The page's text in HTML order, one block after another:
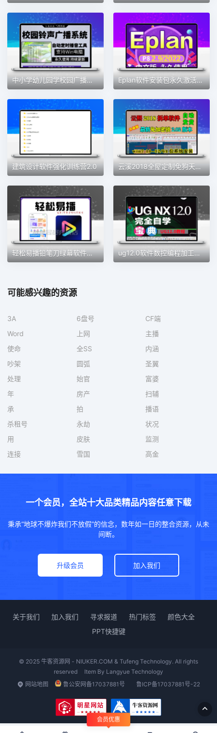
中小学幼儿园学校园广播打铃声工具定时播放智能系统自动上下课音 Eplan软件安装包永久激活p8 2022电气设计绘图软件eplan远程安装
建筑设计软件强化训练营2.0 云溪2018全屋定制免狗天工生产免锁云熙拆单软件柜体橱柜排版2021
轻松易播铅笔刀绿幕软件直播加加魔盒同款绿幕直播间会员权益 ug12.0软件数控编程加工中心数控自学建模全套教程从入门到精通
可能感兴趣的资源
3A 6盘号
CF端
Word
上网
主播
使命
全SS
内涵
吵架
圆弧
圣翼
处理
始官
富婆
年
房产
扫辅
承
拍
播语
杀租号
永劫
状况
用
皮肤
监测
连接
雪国 高金
一个会员，全站十大品类精品内容任意下载
秉承“地球不爆炸我们不放假”的信念，数年如一日的整合资源，从未
间断。
升级会员 加入我们
关于我们 加入我们 寻求报道 热门标签
颜色大全
PPT快捷键
© 2025 牛客资源网 - NIUKER.COM & Tufeng Technology. All rights
reserved
Item By Langyue Technology
网站地图
鲁公安网备17037881号 鲁ICP备17037881号-22
会员优惠